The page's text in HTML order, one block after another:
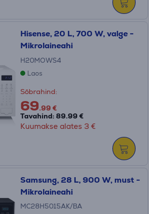
Hisense, 20 L, 700 W, valge -
Mikrolaineahi
H20MOWS4
Laos
Sõbrahind:
69.99 €
Tavahind: 89.99 €
Kuumakse alates 3 €
Samsung, 28 L, 900 W, must -
Mikrolaineahi
MC28H5015AK/BA